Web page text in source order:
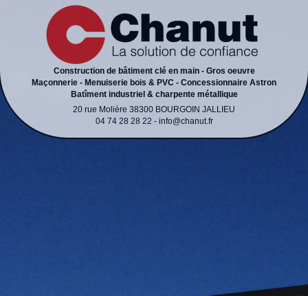
Construction de bâtiment clé en main - Gros oeuvre
Maçonnerie - Menuiserie bois & PVC - Concessionnaire Astron
Batîment industriel & charpente métallique
20 rue Molière 38300 BOURGOIN JALLIEU
04 74 28 28 22 - info@chanut.fr